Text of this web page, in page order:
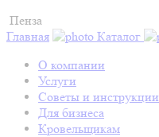
Пенза
Главная
Каталог
О компании
Услуги
Советы и инструкции
Для бизнеса
Кровельщикам